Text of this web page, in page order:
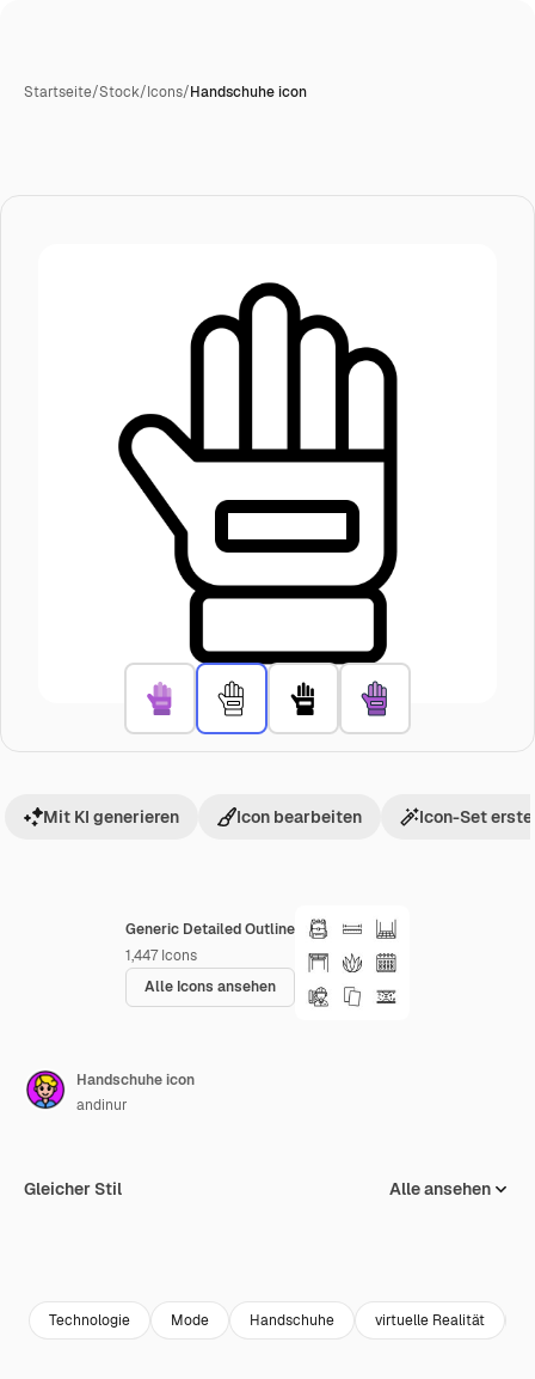
Startseite/Stock/Icons/Handschuhe icon
Generic Detailed Outline
1,447 Icons
Alle Icons ansehen
Mit KI generieren Icon bearbeiten Icon-Set
Handschuhe icon
andinur
Gleicher Stil Alle ansehen
Technologie Mode Handschuhe virtuelle Realität